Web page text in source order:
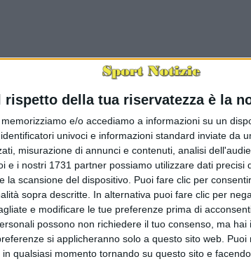
rispetto della tua riservatezza è la
memorizziamo e/o accediamo a informazioni su un
univoci e informazioni standard inviate da
misurazione di annunci e contenuti, analisi
e i nostri 1731 partner possiamo utilizzare dati precisi
la scansione del dispositivo. Puoi fare clic per
sopra descritte. In alternativa puoi fare clic per
e modificare le tue preferenze prima di
possono non richiedere il tuo consenso, ma hai
si applicheranno solo a questo sito web.
qualsiasi momento tornando su questo sito e